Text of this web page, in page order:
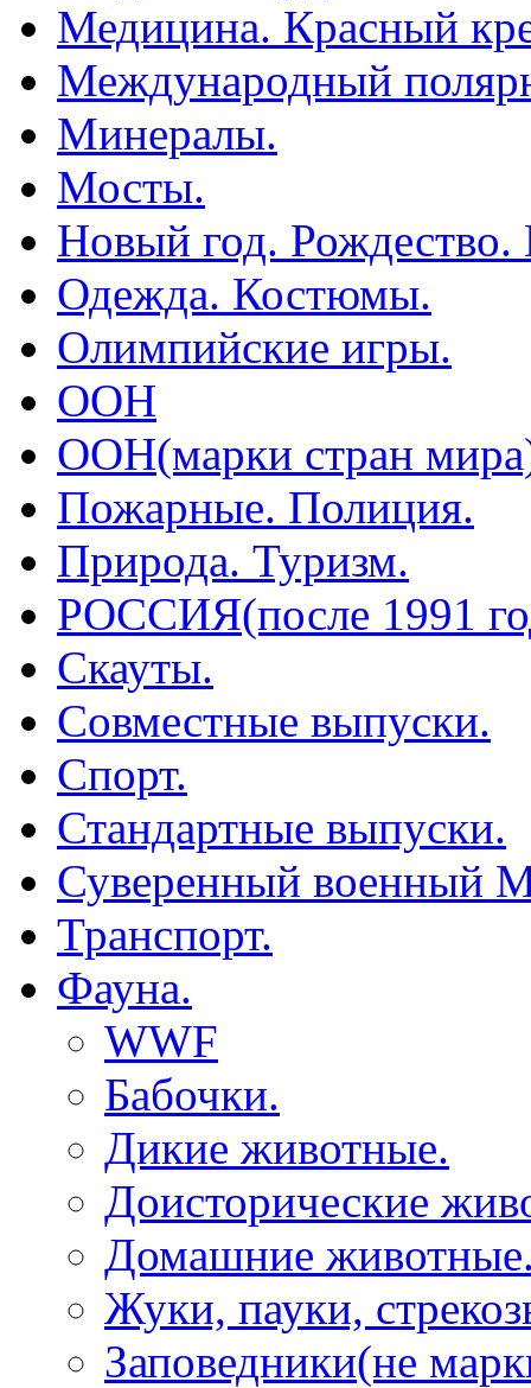
Медицина. Красный
Международный
Минералы.
Мосты.
Новый год. Рождество.
Одежда. Костюмы.
Олимпийские игры.
ООН
ООН(марки стран
Пожарные. Полиция.
Природа. Туризм.
РОССИЯ(после 1991
Скауты.
Совместные выпуски.
Спорт.
Стандартные выпуски.
Суверенный военный
Транспорт.
Фауна.
WWF
Бабочки.
Дикие животные.
Доисторические
Домашние
Жуки, пауки,
Заповедники(не